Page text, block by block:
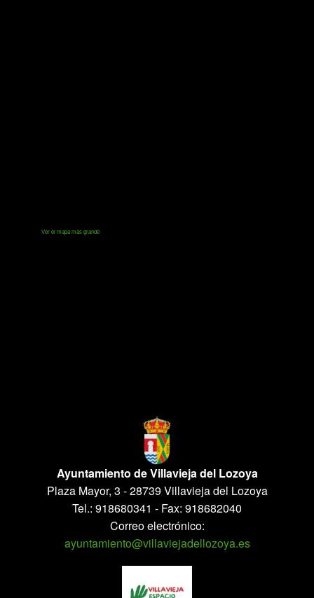
Ver el mapa más grande
Ayuntamiento de Villavieja del Lozoya
Plaza Mayor, 3 - 28739 Villavieja del Lozoya
Tel.: 918680341 - Fax: 918682040
Correo electrónico:
ayuntamiento@villaviejadellozoya.es